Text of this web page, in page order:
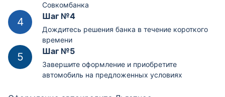
Совкомбанка
Шаг №4
Дождитесь решения банка в течение короткого
времени
Шаг №5
Завершите оформление и приобретите
автомобиль на предложенных условиях